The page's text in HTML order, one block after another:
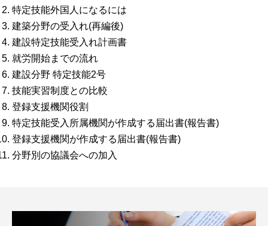
特定技能外国人になるには
建築分野の受入れ(再編後)
建設特定技能受入れ計画書
就労開始までの流れ
建設分野 特定技能2号
技能実習制度との比較
登録支援機関役割
特定技能受入所属機関が作成する届出書(報告書)
登録支援機関が作成する届出書(報告書)
分野別の協議会への加入